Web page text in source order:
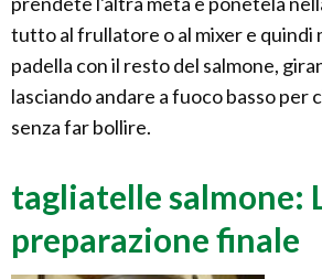
tutto al frullatore o al mixer e quindi
padella con il resto del salmone,
lasciando andare a fuoco basso per
senza far bollire.
tagliatelle salmone:
preparazione finale